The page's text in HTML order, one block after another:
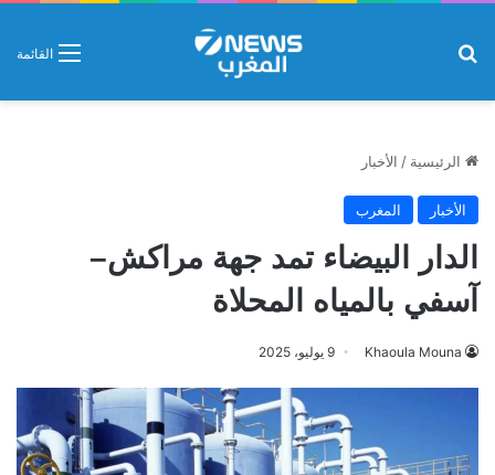
القائمة
الرئيسية / الأخبار
الأخبار المغرب
الدار البيضاء تمد جهة مراكش–
آسفي بالمياه المحلاة
Khaoula Mouna 9 يوليو، 2025